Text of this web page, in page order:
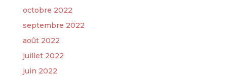
octobre 2022
septembre 2022
août 2022
juillet 2022
juin 2022